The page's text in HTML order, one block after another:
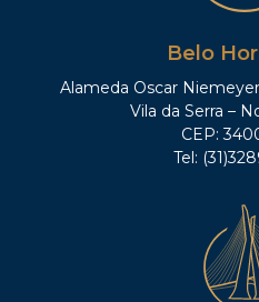
Belo
Alameda Oscar Niemeyer,
Vila da Serra –
CEP:
Tel: